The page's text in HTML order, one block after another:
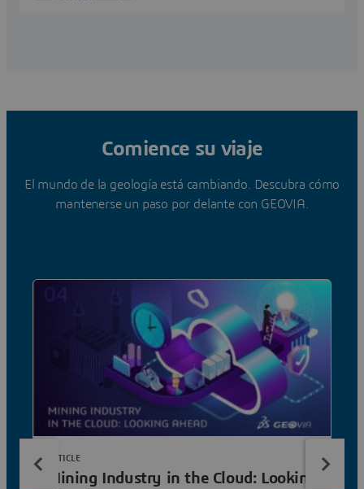
Comience su viaje
El mundo de la geología está cambiando. Descubra cómo
mantenerse un paso por delante con GEOVIA.
Mining Industry in the Cloud: Looking
ARTICLE